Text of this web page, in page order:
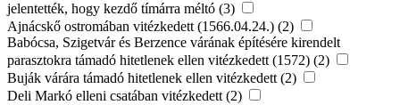
jelentették, hogy kezdő tímárra méltó (3)
Ajnácskő ostromában vitézkedett (1566.04.24.) (2)
Babócsa, Szigetvár és Berzence várának építésére kirendelt
parasztokra támadó hitetlenek ellen vitézkedett (1572) (2)
Buják várára támadó hitetlenek ellen vitézkedett (2)
Deli Markó elleni csatában vitézkedett (2)